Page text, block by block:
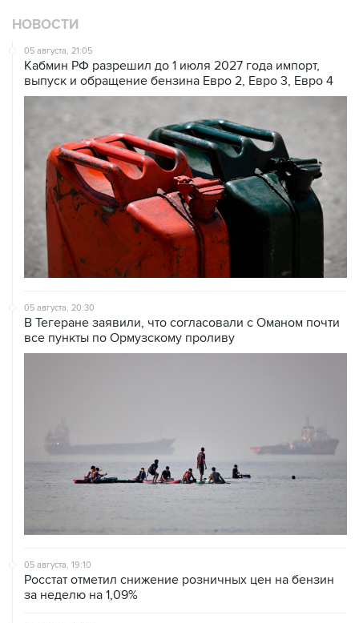
НОВОСТИ
05 августа, 21:05
Кабмин РФ разрешил до 1 июля 2027 года импорт,
выпуск и обращение бензина Евро 2, Евро 3, Евро 4
05 августа, 20:30
В Тегеране заявили, что согласовали с Оманом почти
все пункты по Ормузскому проливу
05 августа, 19:10
Росстат отметил снижение розничных цен на бензин
за неделю на 1,09%